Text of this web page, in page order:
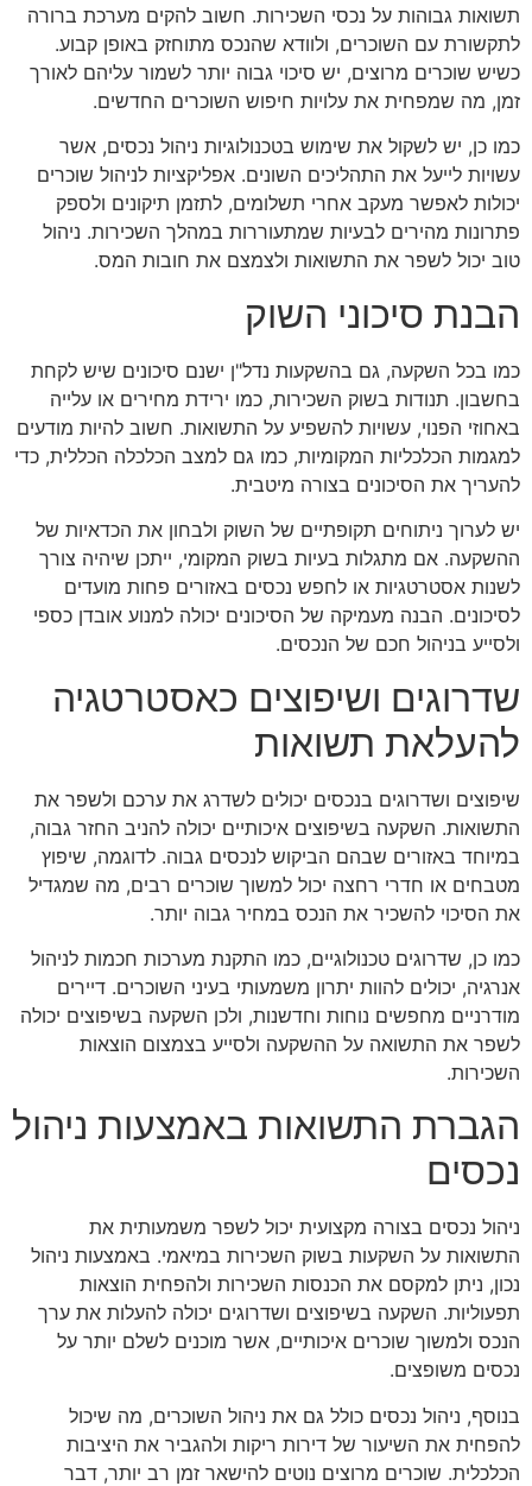
תשואות גבוהות על נכסי השכירות. חשוב להקים מערכת ברורה
לתקשורת עם השוכרים, ולוודא שהנכס מתוחזק באופן קבוע.
כשיש שוכרים מרוצים, יש סיכוי גבוה יותר לשמור עליהם לאורך
זמן, מה שמפחית את עלויות חיפוש השוכרים החדשים.
כמו כן, יש לשקול את שימוש בטכנולוגיות ניהול נכסים, אשר
עשויות לייעל את התהליכים השונים. אפליקציות לניהול שוכרים
יכולות לאפשר מעקב אחרי תשלומים, לתזמן תיקונים ולספק
פתרונות מהירים לבעיות שמתעוררות במהלך השכירות. ניהול
טוב יכול לשפר את התשואות ולצמצם את חובות המס.
הבנת סיכוני השוק
כמו בכל השקעה, גם בהשקעות נדל"ן ישנם סיכונים שיש לקחת
בחשבון. תנודות בשוק השכירות, כמו ירידת מחירים או עלייה
באחוזי הפנוי, עשויות להשפיע על התשואות. חשוב להיות מודעים
למגמות הכלכליות המקומיות, כמו גם למצב הכלכלה הכללית, כדי
להעריך את הסיכונים בצורה מיטבית.
יש לערוך ניתוחים תקופתיים של השוק ולבחון את הכדאיות של
ההשקעה. אם מתגלות בעיות בשוק המקומי, ייתכן שיהיה צורך
לשנות אסטרטגיות או לחפש נכסים באזורים פחות מועדים
לסיכונים. הבנה מעמיקה של הסיכונים יכולה למנוע אובדן כספי
ולסייע בניהול חכם של הנכסים.
שדרוגים ושיפוצים כאסטרטגיה
להעלאת תשואות
שיפוצים ושדרוגים בנכסים יכולים לשדרג את ערכם ולשפר את
התשואות. השקעה בשיפוצים איכותיים יכולה להניב החזר גבוה,
במיוחד באזורים שבהם הביקוש לנכסים גבוה. לדוגמה, שיפוץ
מטבחים או חדרי רחצה יכול למשוך שוכרים רבים, מה שמגדיל
את הסיכוי להשכיר את הנכס במחיר גבוה יותר.
כמו כן, שדרוגים טכנולוגיים, כמו התקנת מערכות חכמות לניהול
אנרגיה, יכולים להוות יתרון משמעותי בעיני השוכרים. דיירים
מודרניים מחפשים נוחות וחדשנות, ולכן השקעה בשיפוצים יכולה
לשפר את התשואה על ההשקעה ולסייע בצמצום הוצאות
השכירות.
הגברת התשואות באמצעות ניהול
נכסים
ניהול נכסים בצורה מקצועית יכול לשפר משמעותית את
התשואות על השקעות בשוק השכירות במיאמי. באמצעות ניהול
נכון, ניתן למקסם את הכנסות השכירות ולהפחית הוצאות
תפעוליות. השקעה בשיפוצים ושדרוגים יכולה להעלות את ערך
הנכס ולמשוך שוכרים איכותיים, אשר מוכנים לשלם יותר על
נכסים משופצים.
בנוסף, ניהול נכסים כולל גם את ניהול השוכרים, מה שיכול
להפחית את השיעור של דירות ריקות ולהגביר את היציבות
הכלכלית. שוכרים מרוצים נוטים להישאר זמן רב יותר, דבר